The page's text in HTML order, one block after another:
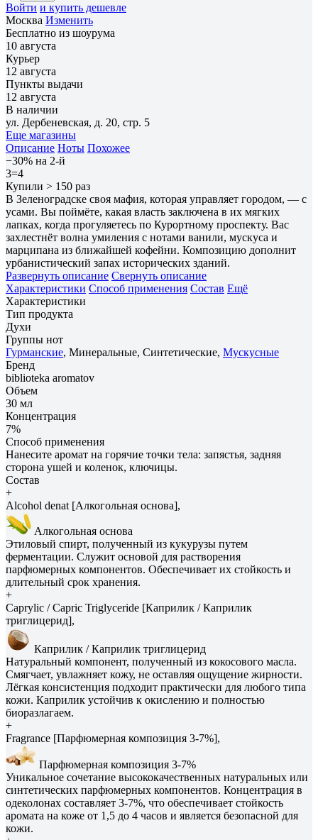
Войти и купить дешевле
Москва Изменить
Бесплатно из шоурума
10 августа
Курьер
12 августа
Пункты выдачи
12 августа
В наличии
ул. Дербеневская, д. 20, стр. 5
Еще магазины
Описание Ноты Похожее
−30% на 2-й
3=4
Купили > 150 раз
В Зеленоградске своя мафия, которая управляет городом, — с
усами. Вы поймёте, какая власть заключена в их мягких
лапках, когда прогуляетесь по Курортному проспекту. Вас
захлестнёт волна умиления с нотами ванили, мускуса и
марципана из ближайшей кофейни. Композицию дополнит
урбанистический запах исторических зданий.
Развернуть описание Свернуть описание
Характеристики Способ применения Состав Ещё
Характеристики
Тип продукта
Духи
Группы нот
Гурманские, Минеральные, Синтетические, Мускусные
Бренд
biblioteka aromatov
Объем
30 мл
Концентрация
7%
Способ применения
Нанесите аромат на горячие точки тела: запястья, задняя
сторона ушей и коленок, ключицы.
Состав
+
Alcohol denat [Алкогольная основа],
Алкогольная основа
Этиловый спирт, полученный из кукурузы путем
ферментации. Служит основой для растворения
парфюмерных компонентов. Обеспечивает их стойкость и
длительный срок хранения.
+
Caprylic / Capric Triglyceride [Каприлик / Каприлик
триглицерид],
Каприлик / Каприлик триглицерид
Натуральный компонент, полученный из кокосового масла.
Смягчает, увлажняет кожу, не оставляя ощущение жирности.
Лёгкая консистенция подходит практически для любого типа
кожи. Каприлик устойчив к окислению и полностью
биоразлагаем.
+
Fragrance [Парфюмерная композиция 3-7%],
Парфюмерная композиция 3-7%
Уникальное сочетание высококачественных натуральных или
синтетических парфюмерных компонентов. Концентрация в
одеколонах составляет 3-7%, что обеспечивает стойкость
аромата на коже от 1,5 до 4 часов и является безопасной для
кожи.